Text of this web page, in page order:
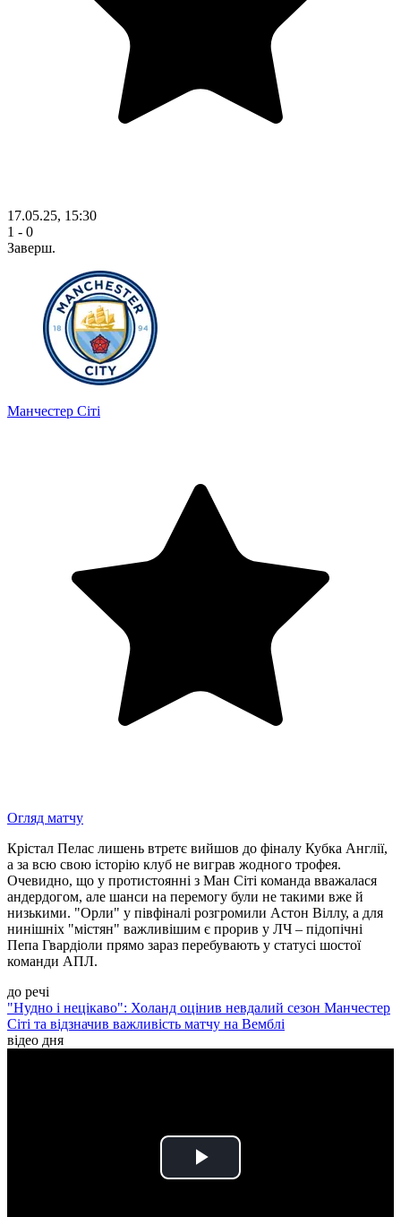
17.05.25, 15:30
1 - 0
Заверш.
Манчестер Сіті
Огляд матчу
Крістал Пелас лишень втретє вийшов до фіналу Кубка Англії,
а за всю свою історію клуб не виграв жодного трофея.
Очевидно, що у протистоянні з Ман Сіті команда вважалася
андердогом, але шанси на перемогу були не такими вже й
низькими. "Орли" у півфіналі розгромили Астон Віллу, а для
нинішніх "містян" важливішим є прорив у ЛЧ – підопічні
Пепа Гвардіоли прямо зараз перебувають у статусі шостої
команди АПЛ.
до речі
"Нудно і нецікаво": Холанд оцінив невдалий сезон Манчестер
Сіті та відзначив важливість матчу на Вемблі
відео дня
Play